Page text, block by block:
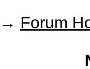
→ Forum